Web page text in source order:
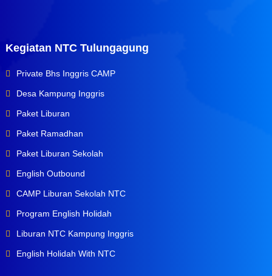
Kegiatan NTC Tulungagung
Private Bhs Inggris CAMP
Desa Kampung Inggris
Paket Liburan
Paket Ramadhan
Paket Liburan Sekolah
English Outbound
CAMP Liburan Sekolah NTC
Program English Holidah
Liburan NTC Kampung Inggris
English Holidah With NTC